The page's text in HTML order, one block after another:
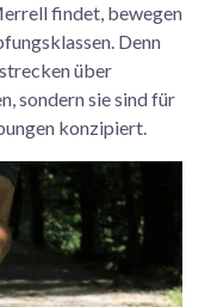
findet, bewegen
Denn
über
sondern sie sind für
konzipiert.